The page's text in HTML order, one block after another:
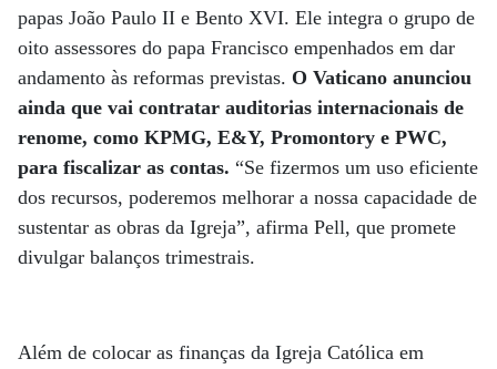
papas João Paulo II e Bento XVI. Ele integra o grupo de
oito assessores do papa Francisco empenhados em dar
andamento às reformas previstas. O Vaticano anunciou
ainda que vai contratar auditorias internacionais de
renome, como KPMG, E&Y, Promontory e PWC,
para fiscalizar as contas. “Se fizermos um uso eficiente
dos recursos, poderemos melhorar a nossa capacidade de
sustentar as obras da Igreja”, afirma Pell, que promete
divulgar balanços trimestrais.
Além de colocar as finanças da Igreja Católica em